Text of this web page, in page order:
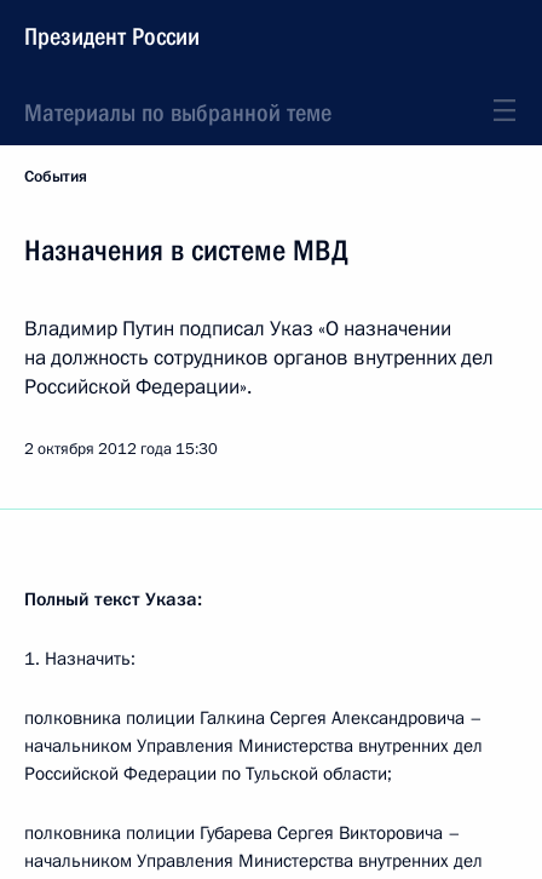
Президент России
Материалы по выбранной теме
События
Назначения в системе МВД
Владимир Путин подписал Указ «О назначении
на должность сотрудников органов внутренних дел
Российской Федерации».
2 октября 2012 года 15:30
Полный текст Указа:
1. Назначить:
полковника полиции Галкина Сергея Александровича –
начальником Управления Министерства внутренних дел
Российской Федерации по Тульской области;
полковника полиции Губарева Сергея Викторовича –
начальником Управления Министерства внутренних дел